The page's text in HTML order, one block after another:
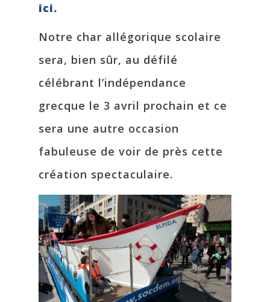
ici.
Notre char allégorique scolaire
sera, bien sûr, au défilé
célébrant l’indépendance
grecque le 3 avril prochain et ce
sera une autre occasion
fabuleuse de voir de près cette
création spectaculaire.